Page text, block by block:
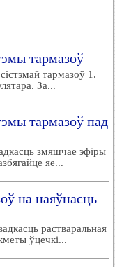
тармазоў
тармазоў 1.
За...
тармазоў пад
змяшчае эфіры
яе...
на наяўнасць
растваральная
ўцечкі...